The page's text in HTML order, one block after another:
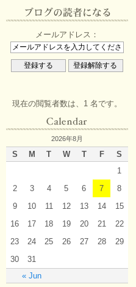
メールアドレス：
現在の閲覧者数は、1 名です。
2026年8月
S M T W T F S
« Jun
1
2
3 4 5 6 7
8
9
10 11 12 13 14
15
16
17 18 19 20 21
22
23
24 25 26 27 28
29
30
31